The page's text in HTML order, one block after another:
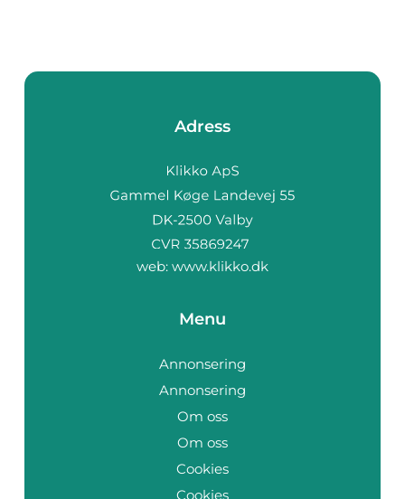
Adress
web: www.klikko.dk
Menu
Annonsering
Annonsering
Om oss
Om oss
Cookies
Cookies